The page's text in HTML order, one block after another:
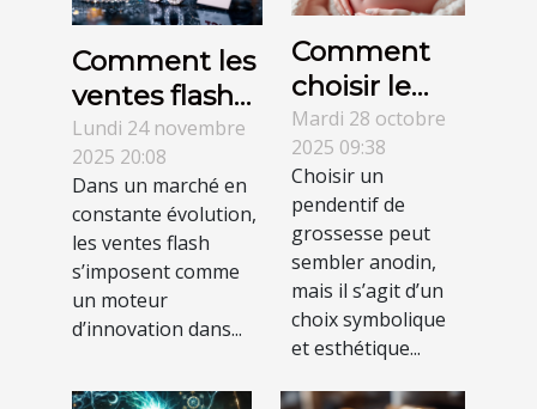
Comment les
ventes flash
transforment-
elles l'achat
de bijoux en
ligne ?
Lundi 24 novembre
2025 20:08
Dans un marché en
constante évolution,
les ventes flash
s’imposent comme
un moteur
d’innovation dans...
Comment
choisir le
pendentif
de
grossesse
idéal pour
vous ?
Mardi 28 octobre
2025 09:38
Choisir un
pendentif de
grossesse peut
sembler anodin,
mais il s’agit d’un
choix symbolique
et esthétique...